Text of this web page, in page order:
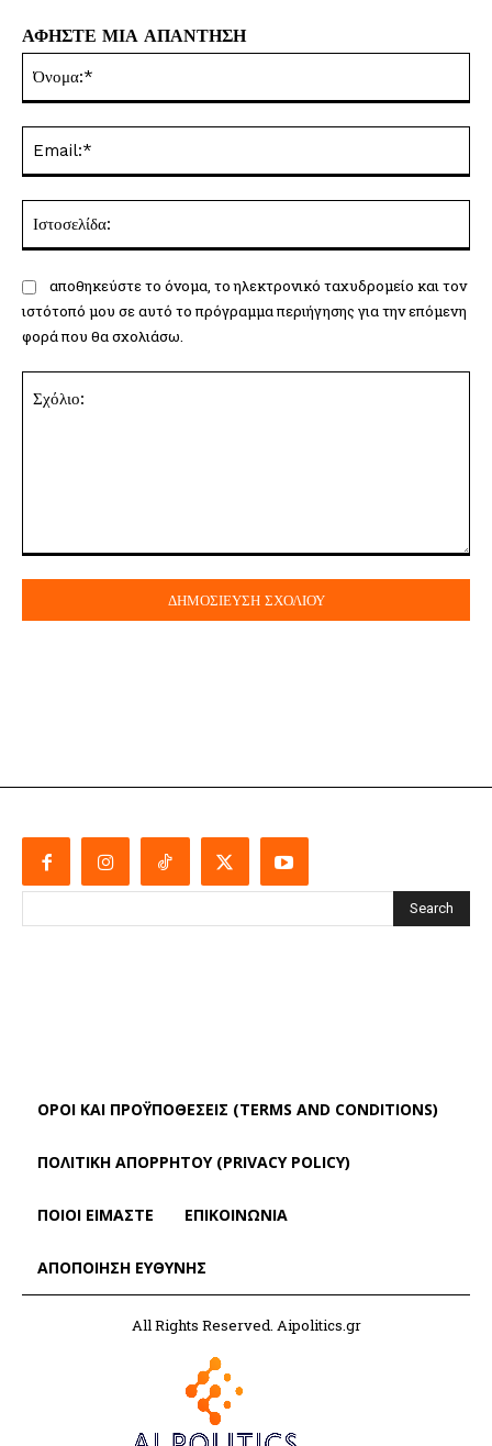
ΑΦΗΣΤΕ ΜΙΑ ΑΠΑΝΤΗΣΗ
αποθηκεύστε το όνομα, το ηλεκτρονικό ταχυδρομείο και τον
ιστότοπό μου σε αυτό το πρόγραμμα περιήγησης για την επόμενη
φορά που θα σχολιάσω.
Search
ΌΡΟΙ ΚΑΙ ΠΡΟΫΠΟΘΈΣΕΙΣ (TERMS AND CONDITIONS)
ΠΟΛΙΤΙΚΗ ΑΠΟΡΡΗΤΟΥ (PRIVACY POLICY)
ΠΟΙΟΙ ΕΙΜΑΣΤΕ ΕΠΙΚΟΙΝΩΝΙΑ
ΑΠΟΠΟΊΗΣΗ ΕΥΘΎΝΗΣ
All Rights Reserved. Aipolitics.gr